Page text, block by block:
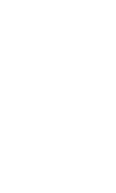
Puerto, Xàbia),
de Viento, Xàbia),
lugar histórico
alojamiento)
kilómetros del
escalada,
(a menos de